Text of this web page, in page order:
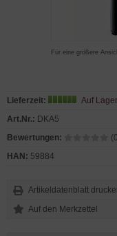
Für eine größere
Lieferzeit:
Auf
Art.Nr.: DKA5
Bewertungen:
HAN: 59884
Artikeldatenblatt